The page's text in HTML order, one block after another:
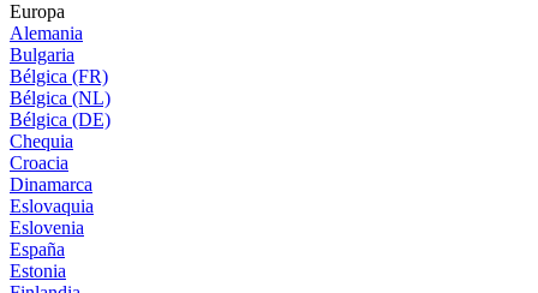
Europa
Alemania
Bulgaria
Bélgica (FR)
Bélgica (NL)
Bélgica (DE)
Chequia
Croacia
Dinamarca
Eslovaquia
Eslovenia
España
Estonia